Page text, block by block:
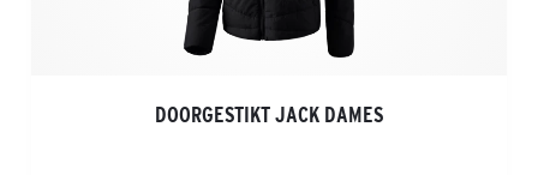
DOORGESTIKT JACK DAMES